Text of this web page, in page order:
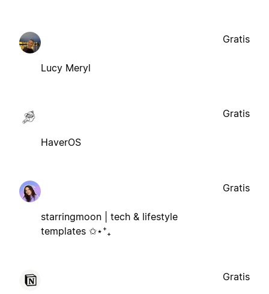
Lucy Meryl
Gratis
HaverOS
Gratis
starringmoon | tech & lifestyle
templates ✩⋆⁺₊
Gratis
Gratis